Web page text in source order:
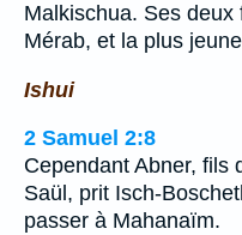
Malkischua. Ses
Mérab, et la plus
Ishui
2 Samuel 2:8
Cependant Abner, fils
Saül, prit Isch-
passer à Mahanaïm.